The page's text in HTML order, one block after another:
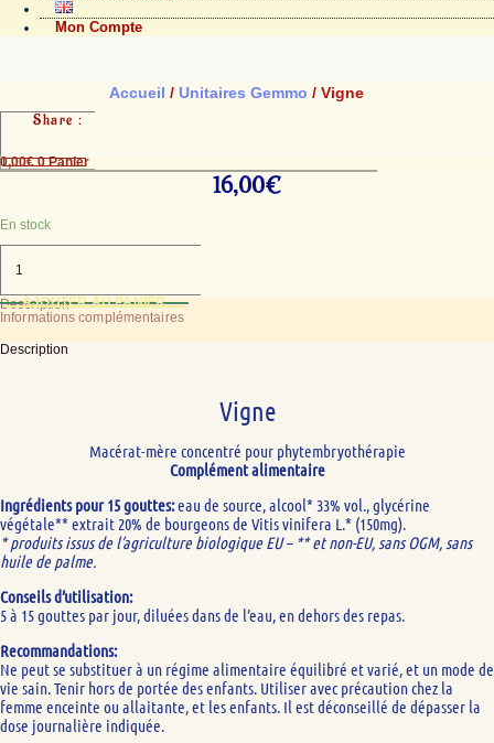
Mon Compte
Accueil / Unitaires Gemmo / Vigne
Share :
0,00€ 0 Panier
16,00€
En stock
quantité
Vigne
AJOUTER AU PANIER
Description
Informations complémentaires
Description
Vigne
Macérat-mère concentré pour phytembryothérapie
Complément alimentaire
Ingrédients pour 15 gouttes:eau de source, alcool* 33% vol., glycérine
végétale** extrait 20% de bourgeons de Vitis vinifera L.* (150mg).
* produits issus de l’agriculture biologique EU – ** et non-EU, sans OGM, sans
huile de palme.
Conseils d’utilisation:
5 à 15 gouttes par jour, diluées dans de l’eau, en dehors des repas.
Recommandations:
Ne peut se substituer à un régime alimentaire équilibré et varié, et un mode de
vie sain. Tenir hors de portée des enfants. Utiliser avec précaution chez la
femme enceinte ou allaitante, et les enfants. Il est déconseillé de dépasser la
dose journalière indiquée.